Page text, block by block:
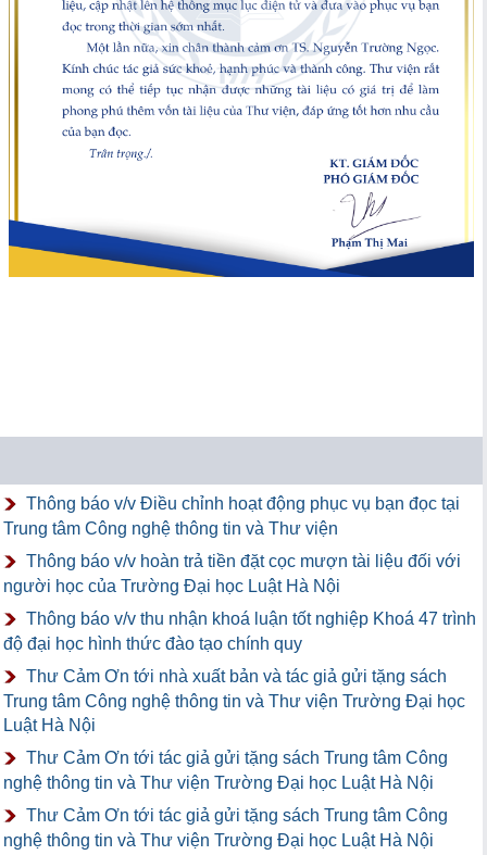
Thông báo v/v Điều chỉnh hoạt động phục vụ bạn đọc tại
Trung tâm Công nghệ thông tin và Thư viện
Thông báo v/v hoàn trả tiền đặt cọc mượn tài liệu đối với
người học của Trường Đại học Luật Hà Nội
Thông báo v/v thu nhận khoá luận tốt nghiệp Khoá 47 trình
độ đại học hình thức đào tạo chính quy
Thư Cảm Ơn tới nhà xuất bản và tác giả gửi tặng sách
Trung tâm Công nghệ thông tin và Thư viện Trường Đại học
Luật Hà Nội
Thư Cảm Ơn tới tác giả gửi tặng sách Trung tâm Công
nghệ thông tin và Thư viện Trường Đại học Luật Hà Nội
Thư Cảm Ơn tới tác giả gửi tặng sách Trung tâm Công
nghệ thông tin và Thư viện Trường Đại học Luật Hà Nội